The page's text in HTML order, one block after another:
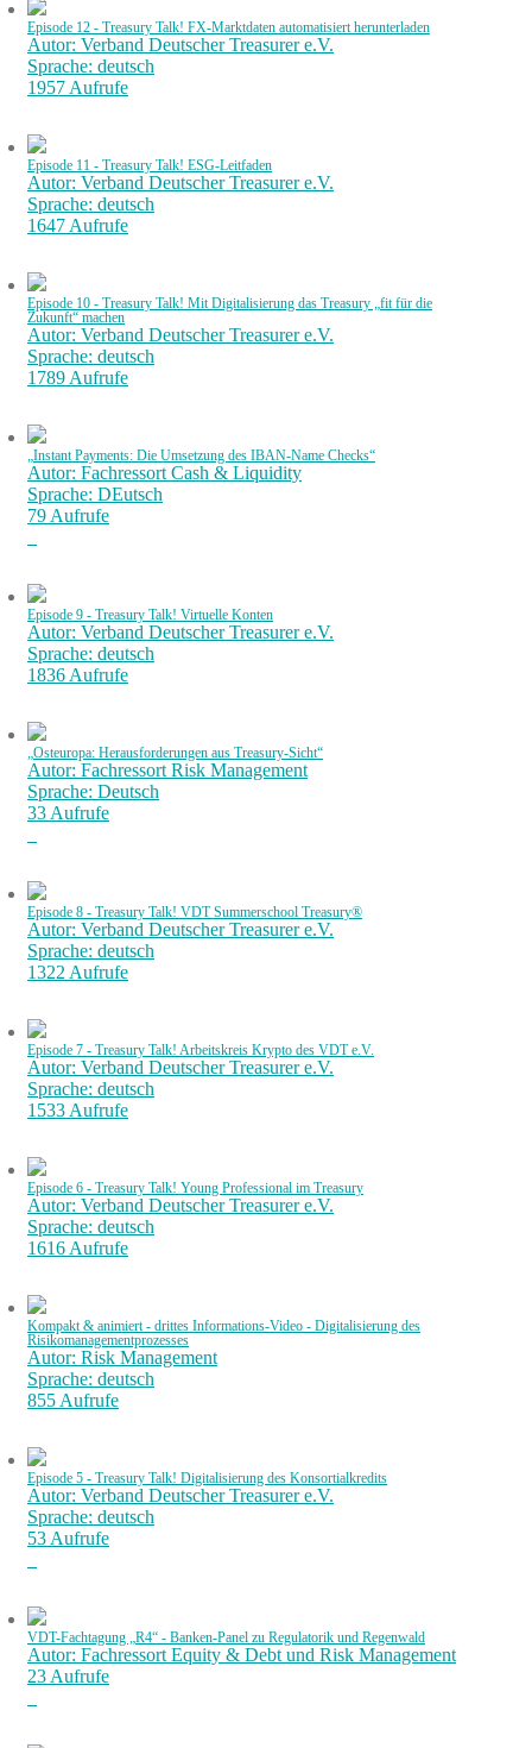
Episode 12 - Treasury Talk! FX-Marktdaten automatisiert herunterladen
Autor: Verband Deutscher Treasurer e.V.
Sprache: deutsch
1957 Aufrufe
Episode 11 - Treasury Talk! ESG-Leitfaden
Autor: Verband Deutscher Treasurer e.V.
Sprache: deutsch
1647 Aufrufe
Episode 10 - Treasury Talk! Mit Digitalisierung das Treasury „fit für die
Zukunft“ machen
Autor: Verband Deutscher Treasurer e.V.
Sprache: deutsch
1789 Aufrufe
„Instant Payments: Die Umsetzung des IBAN-Name Checks“
Autor: Fachressort Cash & Liquidity
Sprache: DEutsch
79 Aufrufe
Episode 9 - Treasury Talk! Virtuelle Konten
Autor: Verband Deutscher Treasurer e.V.
Sprache: deutsch
1836 Aufrufe
„Osteuropa: Herausforderungen aus Treasury-Sicht“
Autor: Fachressort Risk Management
Sprache: Deutsch
33 Aufrufe
Episode 8 - Treasury Talk! VDT Summerschool Treasury®
Autor: Verband Deutscher Treasurer e.V.
Sprache: deutsch
1322 Aufrufe
Episode 7 - Treasury Talk! Arbeitskreis Krypto des VDT e.V.
Autor: Verband Deutscher Treasurer e.V.
Sprache: deutsch
1533 Aufrufe
Episode 6 - Treasury Talk! Young Professional im Treasury
Autor: Verband Deutscher Treasurer e.V.
Sprache: deutsch
1616 Aufrufe
Kompakt & animiert - drittes Informations-Video - Digitalisierung des
Risikomanagementprozesses
Autor: Risk Management
Sprache: deutsch
855 Aufrufe
Episode 5 - Treasury Talk! Digitalisierung des Konsortialkredits
Autor: Verband Deutscher Treasurer e.V.
Sprache: deutsch
53 Aufrufe
VDT-Fachtagung „R4“ - Banken-Panel zu Regulatorik und Regenwald
Autor: Fachressort Equity & Debt und Risk Management
23 Aufrufe